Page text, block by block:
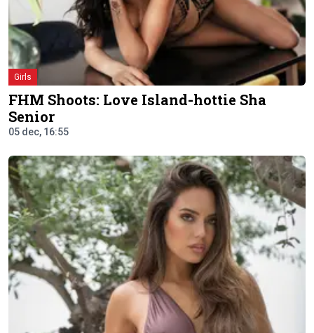
Girls
FHM Shoots: Love Island-hottie Sha
Senior
05 dec, 16:55